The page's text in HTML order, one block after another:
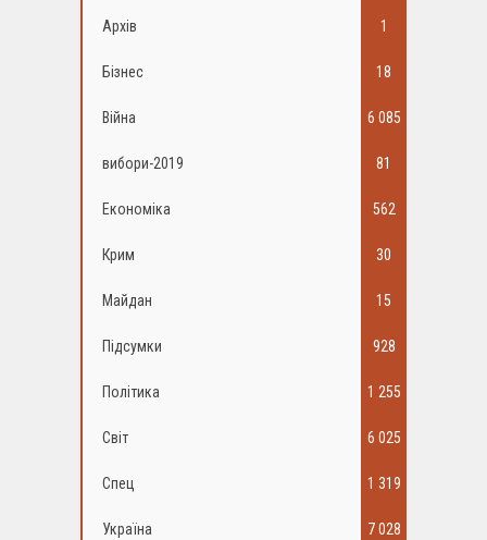
Архів 1
Бізнес 18
Війна 6 085
вибори-2019 81
Економіка 562
Крим 30
Майдан 15
Підсумки 928
Політика 1 255
Світ 6 025
Спец 1 319
Україна 7 028